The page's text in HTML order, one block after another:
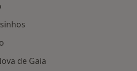
de Gaia